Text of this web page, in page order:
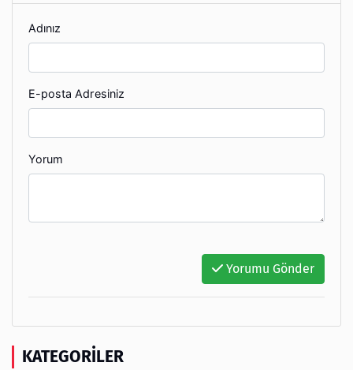
Adınız
E-posta Adresiniz
Yorum
Yorumu Gönder
KATEGORILER